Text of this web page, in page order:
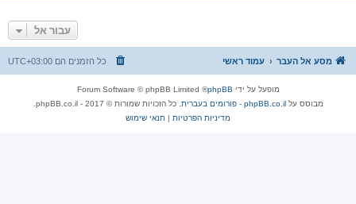
עבור אל
מסע אל העבר עמוד ראשי כל הזמנים הם UTC+03:00
מופעל על ידי phpBB
® Forum Software © phpBB Limited
מבוסס עלphpBB.co.il - פורומים בעברית
. כל הזכויות שמורות © 2017 - phpBB.co.il.
מדיניות הפרטיות | תנאי שימוש